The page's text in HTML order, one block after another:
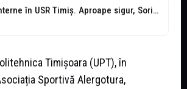
Alegeri interne în USR Timiş. Aproape sigur, Sorin Şipoş va prelua conducerea...
Timișoara (UPT), în
Sportivă Alergotura,